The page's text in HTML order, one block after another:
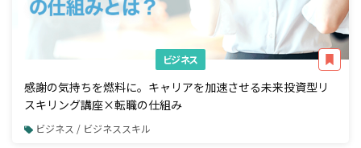
ビジネス
感謝の気持ちを燃料に。キャリアを加速させる未来投資型リ
スキリング講座×転職の仕組み
ビジネス / ビジネススキル